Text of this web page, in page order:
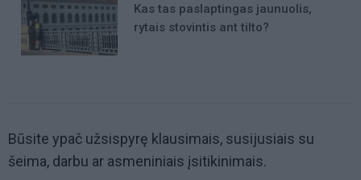
Kas tas paslaptingas jaunuolis,
rytais stovintis ant tilto?
Būsite ypač užsispyrę klausimais, susijusiais su
šeima, darbu ar asmeniniais įsitikinimais.